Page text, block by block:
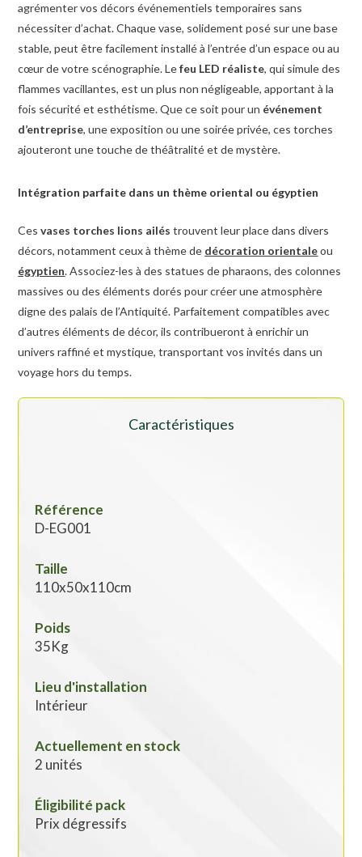
agrémenter vos décors événementiels temporaires sans
nécessiter d’achat. Chaque vase, solidement posé sur une base
stable, peut être facilement installé à l’entrée d’un espace ou au
cœur de votre scénographie. Lefeu LED réaliste, qui simule des
flammes vacillantes, est un plus non négligeable, apportant à la
fois sécurité et esthétisme. Que ce soit pour un événement
d’entreprise, une exposition ou une soirée privée, ces torches
ajouteront une touche de théâtralité et de mystère.
Intégration parfaite dans un thème oriental ou égyptien
Cesvases torches lions ailés trouvent leur place dans divers
décors, notamment ceux à thème de décoration orientaleou
égyptien. Associez-les à des statues de pharaons, des colonnes
massives ou des éléments dorés pour créer une atmosphère
digne des palais de l’Antiquité. Parfaitement compatibles avec
d’autres éléments de décor, ils contribueront à enrichir un
univers raffiné et mystique, transportant vos invités dans un
voyage hors du temps.
Caractéristiques
Référence
D-EG001
Taille
110x50x110cm
Poids
35Kg
Lieu d'installation
Intérieur
Actuellement en stock
2 unités
Éligibilité pack
Prix dégressifs